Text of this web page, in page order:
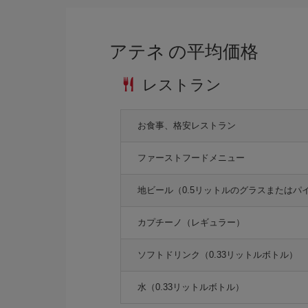
アテネ の平均価格
レストラン
お食事、格安レストラン
ファーストフードメニュー
地ビール（0.5リットルのグラスまたはパ
カプチーノ（レギュラー）
ソフトドリンク（0.33リットルボトル）
水（0.33リットルボトル）